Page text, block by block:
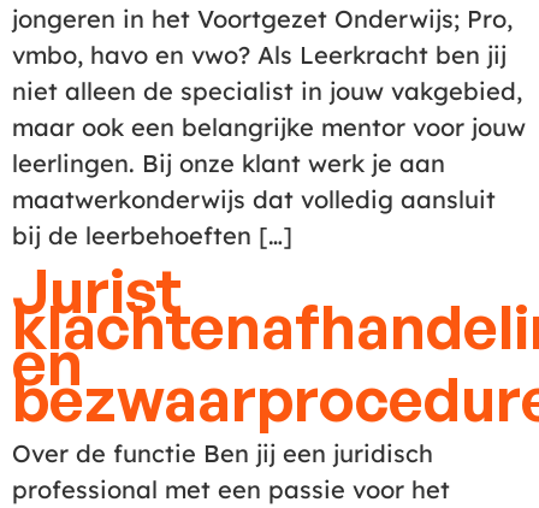
jongeren in het Voortgezet Onderwijs; Pro,
vmbo, havo en vwo? Als Leerkracht ben jij
niet alleen de specialist in jouw vakgebied,
maar ook een belangrijke mentor voor jouw
leerlingen. Bij onze klant werk je aan
maatwerkonderwijs dat volledig aansluit
bij de leerbehoeften […]
Jurist
en
Over de functie Ben jij een juridisch
professional met een passie voor het